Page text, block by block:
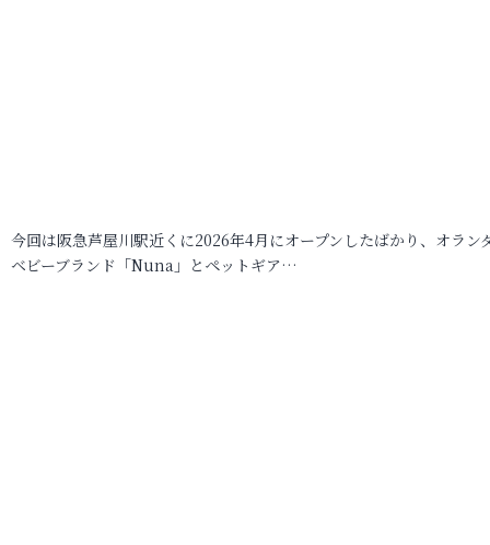
今回は阪急芦屋川駅近くに2026年4月にオープンしたばかり、オラン
ベビーブランド「Nuna」とペットギア…